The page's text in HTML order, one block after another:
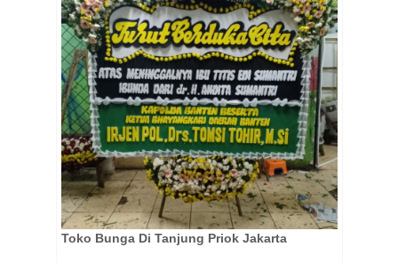
Toko Bunga Di Tanjung Priok Jakarta